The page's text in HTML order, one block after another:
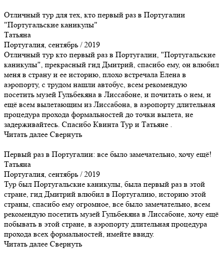
Отличный тур для тех, кто первый раз в Португалии
"Португальские каникулы"
Татьяна
Португалия, сентябрь / 2019
Отличный тур кто первый раз в Португалии, "Португальские
каникулы", прекрасный гид Дмитрий, спасибо ему, он влюбил
меня в страну и ее историю, плохо встречала Елена в
аэропорту, с трудом нашли автобус, всем рекомендую
посетить музей Гульбекяна в Лиссабоне, и почитать о нем, и
ещё всем вылетающим из Лиссабона, в аэропорту длительная
процедура прохода формальностей до точки вылета, не
задерживайтесь. Спасибо Квинта Тур и Татьяне .
Читать далее Свернуть
Первый раз в Португалии: все было замечательно, хочу ещё!
Татьяна
Португалия, сентябрь / 2019
Тур был Португальские каникулы, была первый раз в этой
стране, гид Дмитрий влюбил в Португалию, историю этой
страны, спасибо ему огромное, все было замечательно, всем
рекомендую посетить музей Гульбекяна в Лиссабоне, хочу ещё
побывать в этой стране, в аэропорту длительная процедура
прохода всех формальностей, имейте ввиду.
Читать далее Свернуть